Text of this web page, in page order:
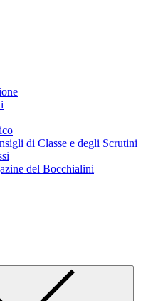
di Classe e degli Scrutini
del Bocchialini